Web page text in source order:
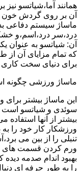
همانند آما،شیاتسو
آن بر روی گردش خون
ماساژ سیستم دفاعی
درد،سر درد،اسم،و
آن: شیاتسو به عنوان
که تمام مزایای آن از
برای دنیای سخت
ماساژ ورزشی چگونه
این ماساژ بیشتر برای
سوئدی و شیاتسو است
بیشتر از آنها
ورزشکار کار خود را
تنبلی را از بین می
ورم کردن قسمت های
بهبود اندام صدمه
را به طور حرفه ای